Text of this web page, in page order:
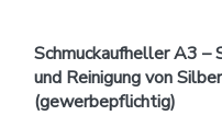
Schmuckaufheller A3 –
und Reinigung von
(gewerbepflichtig)